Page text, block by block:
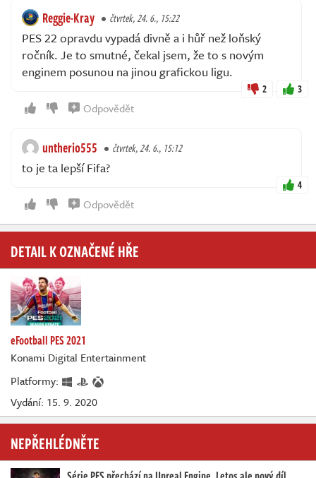
Reggie-Kray čtvrtek, 24. 6., 15:22
PES 22 opravdu vypadá divně a i hůř než loňský
ročník. Je to smutné, čekal jsem, že to s novým
enginem posunou na jinou grafickou ligu.
2 3
Odpovědět
untherio555 čtvrtek, 24. 6., 15:12
to je ta lepší Fifa?
4
Odpovědět
DETAIL K OZNAČENÉ HŘE
eFootball PES 2021
Konami Digital Entertainment
Platformy:
Vydání: 15. 9. 2020
NEPŘEHLÉDNĚTE